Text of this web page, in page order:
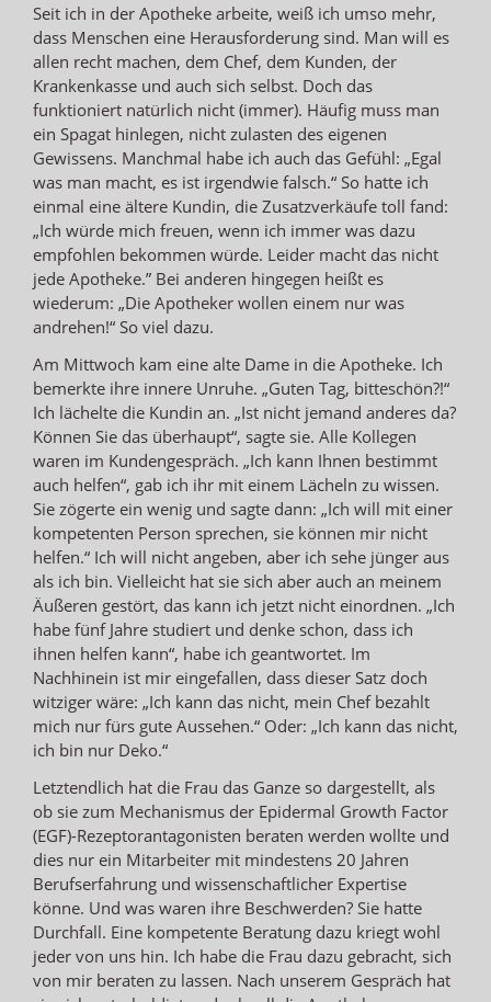
Seit ich in der Apotheke arbeite, weiß ich umso mehr,
dass Menschen eine Herausforderung sind. Man will es
allen recht machen, dem Chef, dem Kunden, der
Krankenkasse und auch sich selbst. Doch das
funktioniert natürlich nicht (immer). Häufig muss man
ein Spagat hinlegen, nicht zulasten des eigenen
Gewissens. Manchmal habe ich auch das Gefühl: „Egal
was man macht, es ist irgendwie falsch.“ So hatte ich
einmal eine ältere Kundin, die Zusatzverkäufe toll fand:
„Ich würde mich freuen, wenn ich immer was dazu
empfohlen bekommen würde. Leider macht das nicht
jede Apotheke.” Bei anderen hingegen heißt es
wiederum: „Die Apotheker wollen einem nur was
andrehen!“ So viel dazu.
Am Mittwoch kam eine alte Dame in die Apotheke. Ich
bemerkte ihre innere Unruhe. „Guten Tag, bitteschön?!“
Ich lächelte die Kundin an. „Ist nicht jemand anderes da?
Können Sie das überhaupt“, sagte sie. Alle Kollegen
waren im Kundengespräch. „Ich kann Ihnen bestimmt
auch helfen“, gab ich ihr mit einem Lächeln zu wissen.
Sie zögerte ein wenig und sagte dann: „Ich will mit einer
kompetenten Person sprechen, sie können mir nicht
helfen.“ Ich will nicht angeben, aber ich sehe jünger aus
als ich bin. Vielleicht hat sie sich aber auch an meinem
Äußeren gestört, das kann ich jetzt nicht einordnen. „Ich
habe fünf Jahre studiert und denke schon, dass ich
ihnen helfen kann“, habe ich geantwortet. Im
Nachhinein ist mir eingefallen, dass dieser Satz doch
witziger wäre: „Ich kann das nicht, mein Chef bezahlt
mich nur fürs gute Aussehen.“ Oder: „Ich kann das nicht,
ich bin nur Deko.“
Letztendlich hat die Frau das Ganze so dargestellt, als
ob sie zum Mechanismus der Epidermal Growth Factor
(EGF)-Rezeptorantagonisten beraten werden wollte und
dies nur ein Mitarbeiter mit mindestens 20 Jahren
Berufserfahrung und wissenschaftlicher Expertise
könne. Und was waren ihre Beschwerden? Sie hatte
Durchfall. Eine kompetente Beratung dazu kriegt wohl
jeder von uns hin. Ich habe die Frau dazu gebracht, sich
von mir beraten zu lassen. Nach unserem Gespräch hat